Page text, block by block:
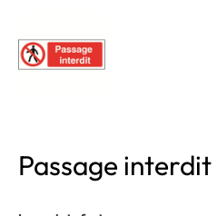
Passage interdit